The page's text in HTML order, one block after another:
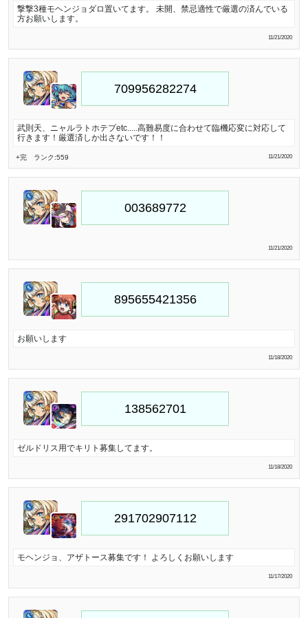
撃撃3種モヘンジョダロ置いてます。 未開、禁忌適性で厳選の済んでいる
方お願いします。
11/21/2020
武則天、ニャルラトホテプetc.....高難易度に合わせて臨機応変に対応して
行きます！厳選済しか出さないです！！
+完 ランク:559 11/21/2020
11/21/2020
お願いします
11/18/2020
ゼルドリス用でキリト募集してます。
11/18/2020
モヘンジョ、アザトース募集です！ よろしくお願いします
11/17/2020